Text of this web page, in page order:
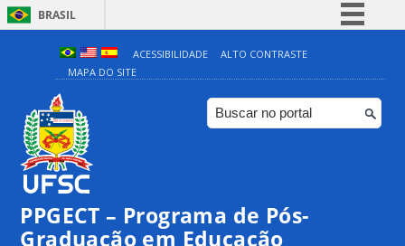
BRASIL
Simplifique!
Comunica BR
Participe
ACESSIBILIDADE
ALTO CONTRASTE
MAPA DO SITE
PPGECT – Programa de Pós-
Graduação em Educação